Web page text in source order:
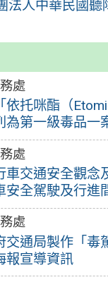
處
依托咪酯（
為第一級毒品一
處
車交通安全觀念
安全駕駛及行進
處
交通局製作「毒
報宣導資訊
法人中華民國聽